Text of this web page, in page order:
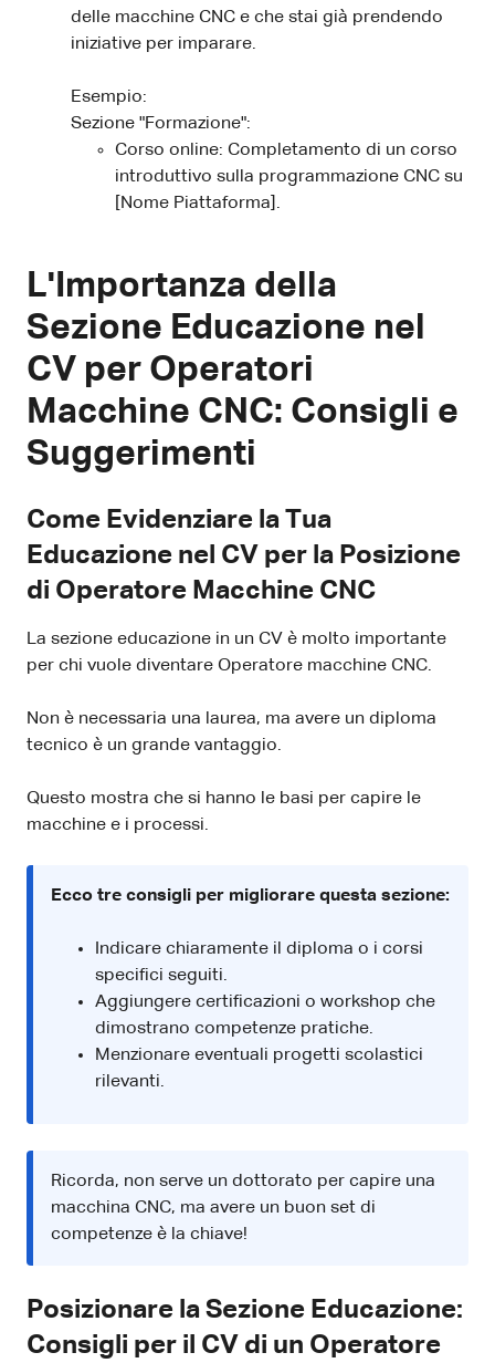
delle macchine CNC e che stai già prendendo
iniziative per imparare.
Esempio:
Sezione "Formazione":
Corso online: Completamento di un corso
introduttivo sulla programmazione CNC su
[Nome Piattaforma].
L'Importanza della
Sezione Educazione nel
CV per Operatori
Macchine CNC: Consigli e
Suggerimenti
Come Evidenziare la Tua
Educazione nel CV per la Posizione
di Operatore Macchine CNC
La sezione educazione in un CV è molto importante
per chi vuole diventare Operatore macchine CNC.
Non è necessaria una laurea, ma avere un diploma
tecnico è un grande vantaggio.
Questo mostra che si hanno le basi per capire le
macchine e i processi.
Ecco tre consigli per migliorare questa sezione:
Indicare chiaramente il diploma o i corsi
specifici seguiti.
Aggiungere certificazioni o workshop che
dimostrano competenze pratiche.
Menzionare eventuali progetti scolastici
rilevanti.
Ricorda, non serve un dottorato per capire una
macchina CNC, ma avere un buon set di
competenze è la chiave!
Posizionare la Sezione Educazione:
Consigli per il CV di un Operatore